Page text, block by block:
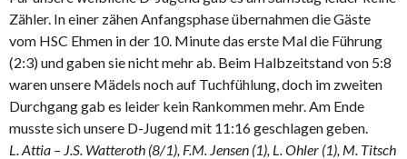
Zähler. In einer zähen Anfangsphase übernahmen die Gäste
vom HSC Ehmen in der 10. Minute das erste Mal die Führung
(2:3) und gaben sie nicht mehr ab. Beim Halbzeitstand von 5:8
waren unsere Mädels noch auf Tuchfühlung, doch im zweiten
Durchgang gab es leider kein Rankommen mehr. Am Ende
musste sich unsere D-Jugend mit 11:16 geschlagen geben.
L. Attia – J.S. Watteroth (8/1), F.M. Jensen (1), L. Ohler (1), M. Titsch